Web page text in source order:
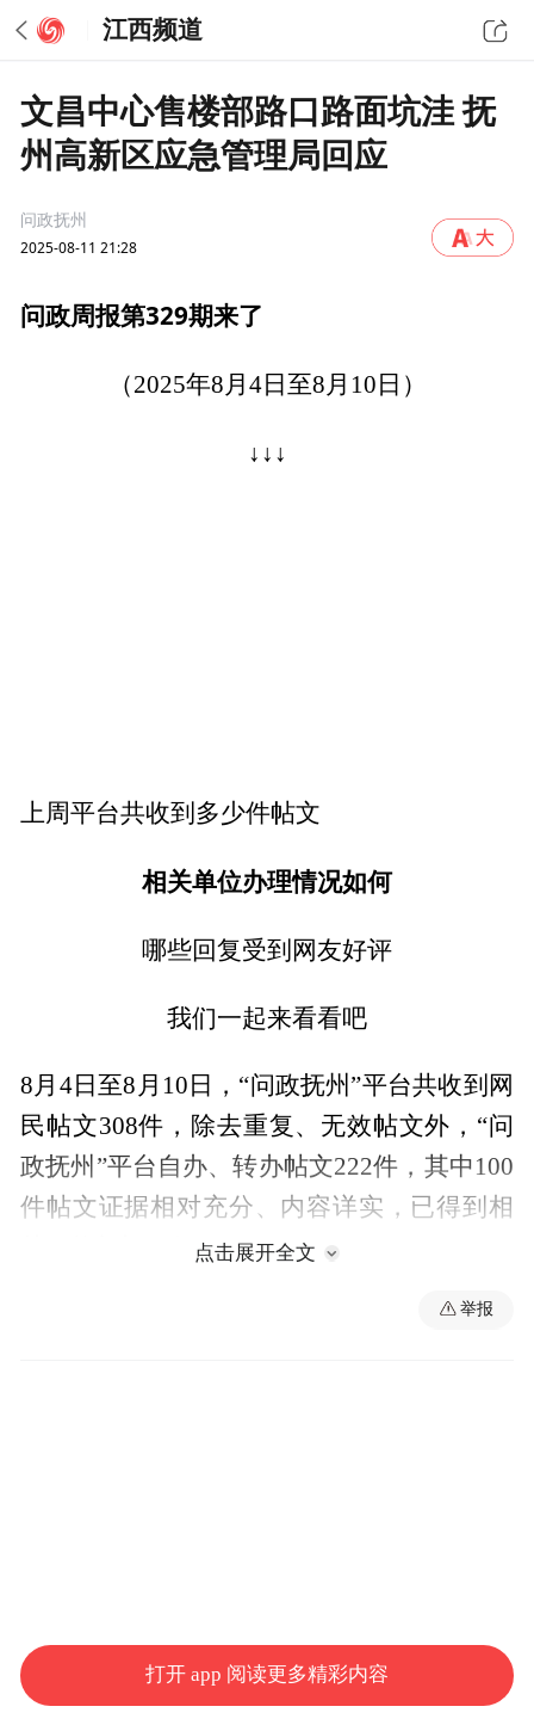
江西频道
文昌中心售楼部路口路面坑洼 抚
州高新区应急管理局回应
问政抚州
2025-08-11 21:28
问政周报第329期来了
（2025年8月4日至8月10日）
↓↓↓
上周平台共收到多少件帖文
相关单位办理情况如何
哪些回复受到网友好评
我们一起来看看吧
8月4日至8月10日，“问政抚州”平台共收到网
民帖文308件，除去重复、无效帖文外，“问
政抚州”平台自办、转办帖文222件，其中100
件帖文证据相对充分、内容详实，已得到相
关职能部门回复。
◎黎川府小区地下车位被消防管道占用空间
点击展开全文
举报
打开 app 阅读更多精彩内容